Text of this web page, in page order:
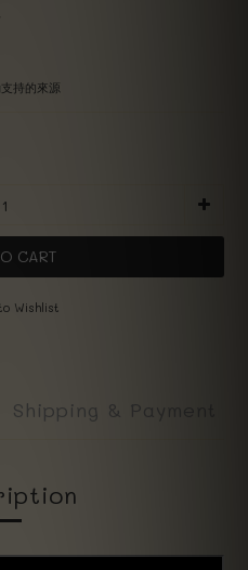
持的來源
CART
Wishlist
Shipping & Payment